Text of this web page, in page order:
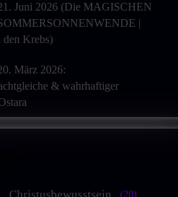
Juni 2026 (Die MAGISCHEN
|
den Krebs)
März 2026:
& wahrhaftiger
(20)